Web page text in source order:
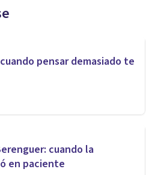
pensar demasiado te
cuando la
en paciente